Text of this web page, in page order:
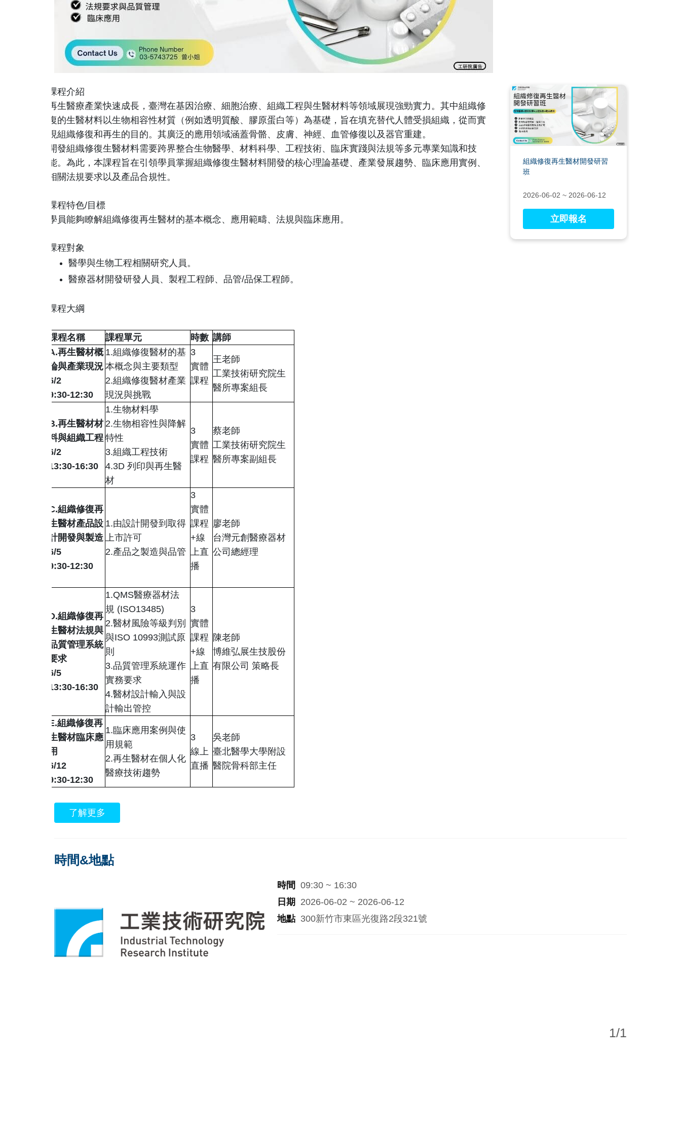
課程介紹
再生醫療產業快速成長，臺灣在基因治療、細胞治療、組織工程與生醫材料等領域展現強勁實力。其中組織修
復的生醫材料以生物相容性材質（例如透明質酸、膠原蛋白等）為基礎，旨在填充替代人體受損組織，從而實
現組織修復和再生的目的。其廣泛的應用領域涵蓋骨骼、皮膚、神經、血管修復以及器官重建。
開發組織修復生醫材料需要跨界整合生物醫學、材料科學、工程技術、臨床實踐與法規等多元專業知識和技
能。為此，本課程旨在引領學員掌握組織修復生醫材料開發的核心理論基礎、產業發展趨勢、臨床應用實例、
相關法規要求以及產品合規性。
課程特色/目標
學員能夠瞭解組織修復再生醫材的基本概念、應用範疇、法規與臨床應用。
課程對象
醫學與生物工程相關研究人員。
醫療器材開發研發人員、製程工程師、品管/品保工程師。
課程大綱
課程名稱 課程單元 時數 講師
A.再生醫材概
論與產業現況
6/2
9:30-12:30
1.組織修復醫材的基
本概念與主要類型
2.組織修復醫材產業
現況與挑戰
3
實體
課程
王老師
工業技術研究院生
醫所專案組長
B.再生醫材材
料與組織工程
6/2
13:30-16:30
1.生物材料學
2.生物相容性與降解
特性
3.組織工程技術
4.3D 列印與再生醫
材
3
實體
課程
蔡老師
工業技術研究院生
醫所專案副組長
C.組織修復再
生醫材產品設
計開發與製造
6/5
9:30-12:30
1.由設計開發到取得
上市許可
2.產品之製造與品管
3
實體
課程
+線
上直
播
廖老師
台灣元創醫療器材
公司總經理
D.組織修復再
生醫材法規與
品質管理系統
要求
6/5
13:30-16:30
1.QMS醫療器材法
規 (ISO13485)
2.醫材風險等級判別
與ISO 10993測試原
則
3.品質管理系統運作
實務要求
4.醫材設計輸入與設
計輸出管控
3
實體
課程
+線
上直
播
陳老師
博維弘展生技股份
有限公司 策略長
E.組織修復再
生醫材臨床應
用
6/12
9:30-12:30
1.臨床應用案例與使
用規範
2.再生醫材在個人化
醫療技術趨勢
3
線上
直播
吳老師
臺北醫學大學附設
醫院骨科部主任
了解更多
組織修復再生醫材開發研習
班
2026-06-02 ~ 2026-06-12
立即報名
時間&地點
時間 09:30 ~ 16:30
日期
2026-06-02 ~ 2026-06-12
地點 300新竹市東區光復路2段321號
1/1